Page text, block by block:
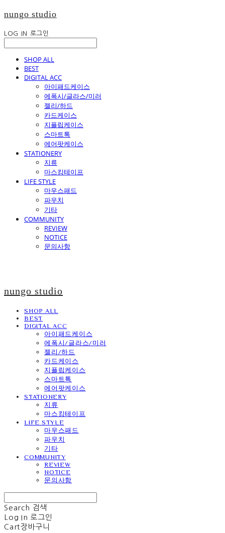
nungo studio
LOG IN 로그인
SHOP ALL
BEST
DIGITAL ACC
아이패드케이스
에폭시/글라스/미러
젤리/하드
카드케이스
지플립케이스
스마트톡
에어팟케이스
STATIONERY
지류
마스킹테이프
LIFE STYLE
마우스패드
파우치
기타
COMMUNITY
REVIEW
NOTICE
문의사항
nungo studio
SHOP ALL
BEST
DIGITAL ACC
아이패드케이스
에폭시/글라스/미러
젤리/하드
카드케이스
지플립케이스
스마트톡
에어팟케이스
STATIONERY
지류
마스킹테이프
LIFE STYLE
마우스패드
파우치
기타
COMMUNITY
REVIEW
NOTICE
문의사항
Search 검색
Log In 로그인
Cart장바구니